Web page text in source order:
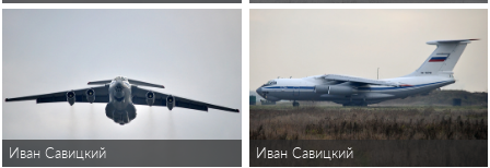
Иван Савицкий Иван Савицкий